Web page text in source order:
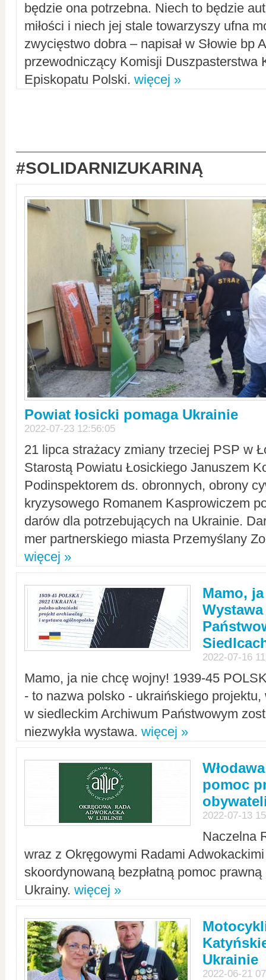
będzie ona potrzebna. Niech to będzie
miłości i niech jej stale towarzyszy ufna
zwycięstwo dobra – napisał w Słowie bp
przewodniczący Komisji Duszpasterstwa
Episkopatu Polski. więcej »
#SOLIDARNIZUKARINĄ
Powiat łosicki pomaga Ukrainie
2022-07-23 12:56:05
21 lipca strażacy zmiany trzeciej PSP w
Starostą Powiatu Łosickiego Januszem
Podinspektorem ds. obronnych, obrony
kryzysowego Romanem Kasprowiczem
darów dla potrzebujących na Ukrainie.
mer partnerskiego miasta Przemyślany
więcej »
Mamo,
2022-07-16
Mamo, ja nie chcę wojny! 1939-45
- to nazwa polsko - ukraińskiego
w siedleckim Archiwum Państwowym
niezwykła wystawa. więcej »
pomoc
2022-07-13
Naczelna
wraz z Okręgowymi Radami Adwokackimi
skoordynowaną bezpłatną pomoc
Ukrainy. więcej »
Ukrainie
2022-06-21